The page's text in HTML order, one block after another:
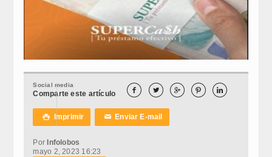
Social media
Comparte este artículo     
 Imprimir ✉Enviar E-mail
Por Infolobos
mayo 2, 2023 16:23